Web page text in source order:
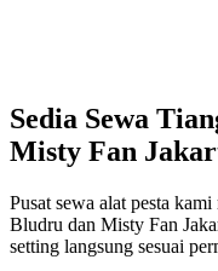
Sedia Sewa
Misty Fan
Pusat sewa alat pesta
Bludru dan Misty Fan
setting langsung sesuai